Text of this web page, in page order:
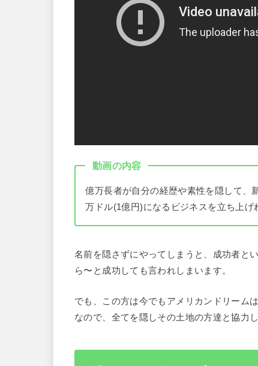
動画の内容
億万長者が自分の経歴や素性を隠して、
万ドル(1億円)になるビジネスを立ち上げ
名前を隠さずにやってしまうと、成功者と
ら〜と成功しても言われしまいます。
でも、この方は今でもアメリカンドリーム
なので、全てを隠しその土地の方達と協力